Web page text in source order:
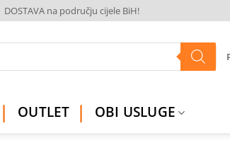
DOSTAVA na području cijele BiH!
OUTLET OBI USLUGE